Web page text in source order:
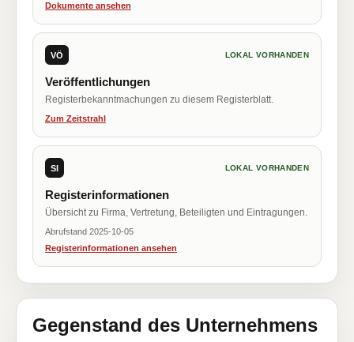
Dokumente ansehen
VÖ LOKAL VORHANDEN
Veröffentlichungen
Registerbekanntmachungen zu diesem Registerblatt.
Zum Zeitstrahl
SI LOKAL VORHANDEN
Registerinformationen
Übersicht zu Firma, Vertretung, Beteiligten und Eintragungen.
Abrufstand 2025-10-05
Registerinformationen ansehen
Gegenstand des Unternehmens